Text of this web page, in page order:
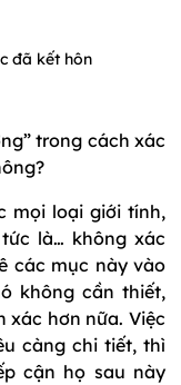
đã kết hôn
trong cách xác
mọi loại giới tính,
là… không xác
các mục này vào
không cần thiết,
xác hơn nữa. Việc
càng chi tiết, thì
cận họ sau này